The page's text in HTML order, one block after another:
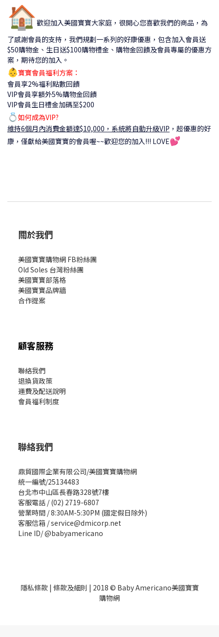
🏠歡迎加入美國寶寶大家庭，很開心您喜歡我們的商品，為
了感謝會員的支持，我們規劃一系列的好康優惠，包含加入會員送
$50購物金、生日送$100購物禮金、購物金回饋及會員專屬的優惠方
案，期待您的加入。
👶寶寶會員福利方案：
會員享2%福利點數回饋
VIP會員享額外5%購物金回饋
VIP會員生日禮金加碼至$200
💍如何成為VIP?
維持6個月內消費金額達$10,000，系統將自動升級VIP ， 超優惠的好
康，僅獻給美國寶寶的會員喔~~歡迎您的加入!!! LOVE💕
關於我們
美國寶寶購物網 FB粉絲團
Old Soles 台灣粉絲團
美國寶寶部落格
美國寶寶品牌牆
合作提案
顧客服務
聯絡我們
退換貨政策
運費及配送說明
會員福利制度
聯絡我們
鼎貿國際企業有限公司/美國寶寶購物網
統一編號/25134483
台北市中山區長春路328號7樓
客服電話 / (02) 2719-6807
營業時間 / 8:30AM-5:30PM (國定假日除外)
客服信箱 / service@dmicorp.net
Line ID/ @babyamericano
隱私條款| 條款及細則 | 2018 © Baby Americano美國寶寶
購物網